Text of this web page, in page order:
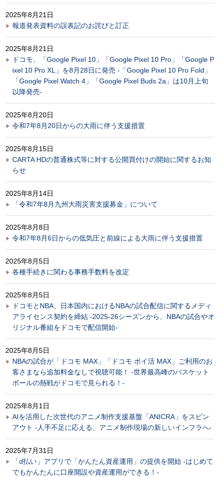
2025年8月21日
報道発表資料の誤表記のお詫びと訂正
2025年8月21日
ドコモ、「Google Pixel 10」「Google Pixel 10 Pro」「Google P
ixel 10 Pro XL」を8月28日に発売 -「Google Pixel 10 Pro Fold」
「Google Pixel Watch 4」「Google Pixel Buds 2a」は10月上旬
以降発売-
2025年8月20日
令和7年8月20日からの大雨に伴う支援措置
2025年8月15日
CARTA HDの普通株式等に対する公開買付けの開始に関するお知
らせ
2025年8月14日
「令和7年8月九州大雨災害支援募金」について
2025年8月8日
令和7年8月6日からの低気圧と前線による大雨に伴う支援措置
2025年8月5日
各種手続きに関わる事務手数料を改定
2025年8月5日
ドコモとNBA、日本国内におけるNBAの試合配信に関するメディ
アライセンス契約を締結 -2025-26シーズンから、NBAの試合やオ
リジナル番組をドコモで配信開始-
2025年8月5日
NBAの試合が「ドコモ MAX」「ドコモ ポイ活 MAX」ご利用のお
客さまなら追加料金なしで視聴可能！ -世界最高峰のバスケット
ボールの熱戦がドコモで見られる！-
2025年8月1日
AIを活用した次世代のアニメ制作支援基盤「ANICRA」をスピン
アウト ‐人手不足に応える、アニメ制作現場の新しいインフラへ‐
2025年7月31日
「d払い」アプリで「かんたん資産運用」の提供を開始 -はじめて
でもかんたんに口座開設や資産運用ができる！-